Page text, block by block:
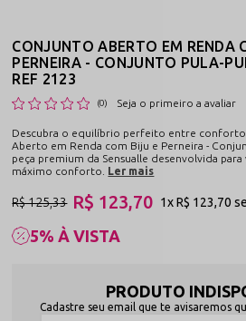
CONJUNTO ABERTO EM RENDA
PERNEIRA - CONJUNTO PULA-
REF 2123
(0) Seja o primeiro a avaliar
Descubra o equilíbrio perfeito entre
Aberto em Renda com Biju e Perneira -
peça premium da Sensualle desenvolvida para
máximo conforto.
Ler mais
5% À VISTA
R$ 125,33 R$ 123,70 1xR$ 123,70
PRODUTO
Cadastre seu email que te avisaremos